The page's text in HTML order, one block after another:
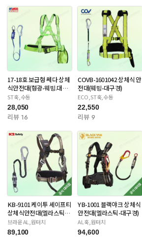
17-18호 보급형 쎄다 상체
식안전대(형광-웨빙.대구
경)
ST훅,수동
28,050
리뷰 16
COVB-1601042 상체식 안
전대(웨빙-대구경)
ECO,ST훅,수동
22,550
리뷰 9
KB-9101 케이투 세이프티
상체식안전대(엘라스틱-
대구경)
브라운 AL,원터치
89,100
YB-1001 블랙야크 상체식
안전대(엘라스틱-대구경)
AL훅,원터치
94,600